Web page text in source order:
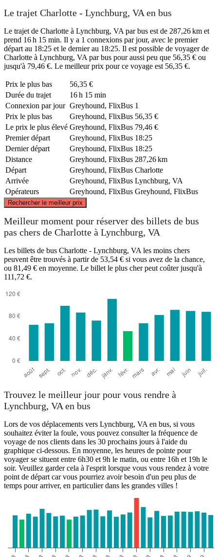
Le trajet Charlotte - Lynchburg, VA en bus
Le trajet de Charlotte à Lynchburg, VA par bus est de 287,26 km et
prend 16 h 15 min. Il y a 1 connexions par jour, avec le premier
départ au 18:25 et le dernier au 18:25. Il est possible de voyager de
Charlotte à Lynchburg, VA par bus pour aussi peu que 56,35 € ou
jusqu'à 79,46 €. Le meilleur prix pour ce voyage est 56,35 €.
Prix ​​le plus bas
56,35 €
Durée du trajet
16 h 15 min
Connexion par jour Greyhound, FlixBus 1
Prix ​​le plus bas
Greyhound, FlixBus 56,35 €
Le prix le plus élevé Greyhound, FlixBus 79,46 €
Premier départ
Greyhound, FlixBus 18:25
Dernier départ
Greyhound, FlixBus 18:25
Distance
Greyhound, FlixBus 287,26 km
Départ
Greyhound, FlixBus Charlotte
Arrivée
Greyhound, FlixBus Lynchburg, VA
Opérateurs
Greyhound, FlixBus Greyhound, FlixBus
Rechercher le meilleur prix
Charlotte, NC
©CARTO, ©OpenStreetMapcontributors
Meilleur moment pour réserver des billets de bus
pas chers de Charlotte à Lynchburg, VA
Les billets de bus Charlotte - Lynchburg, VA les moins chers
peuvent être trouvés à partir de 53,54 € si vous avez de la chance,
ou 81,49 € en moyenne. Le billet le plus cher peut coûter jusqu'à
111,72 €.
Trouvez le meilleur jour pour vous rendre à
Lynchburg, VA en bus
Lors de vos déplacements vers Lynchburg, VA en bus, si vous
souhaitez éviter la foule, vous pouvez consulter la fréquence de
voyage de nos clients dans les 30 prochains jours à l'aide du
graphique ci-dessous. En moyenne, les heures de pointe pour
voyager se situent entre 6h30 et 9h le matin, ou entre 16h et 19h le
soir. Veuillez garder cela à l'esprit lorsque vous vous rendez à votre
point de départ car vous pourriez avoir besoin d'un peu plus de
temps pour arriver, en particulier dans les grandes villes !